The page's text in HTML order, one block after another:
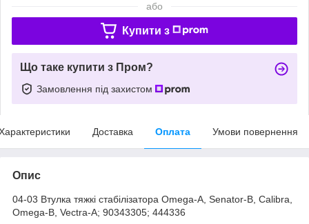
або
Купити з
Що таке купити з Пром?
Замовлення під захистом
Доставка Оплата Умови повернення
Опис
04-03 Втулка тяжкі стабілізатора Omega-A, Senator-B, Calibra,
Omega-B, Vectra-A; 90343305; 444336